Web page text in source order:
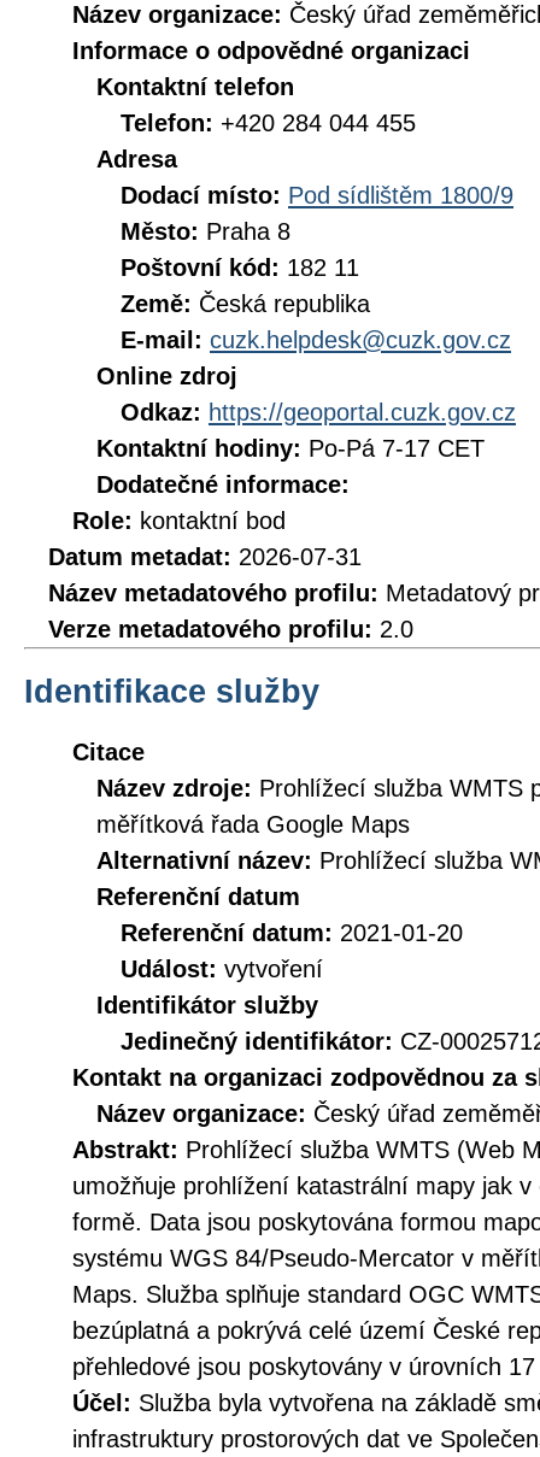
Název organizace: Český úřad
Informace o odpovědné organizaci
Kontaktní telefon
Telefon: +420 284 044 455
Adresa
Dodací místo: Pod sídlištěm 1800/9
Město: Praha 8
Poštovní kód: 182 11
Země: Česká republika
E-mail: cuzk.helpdesk@cuzk.gov.cz
Online zdroj
Odkaz: https://geoportal.cuzk.gov.cz
Kontaktní hodiny: Po-Pá 7-17 CET
Dodatečné informace:
Role: kontaktní bod
Datum metadat: 2026-07-31
Název metadatového profilu: Metadatový
Verze metadatového profilu: 2.0
Identifikace služby
Citace
Název zdroje: Prohlížecí služba WMTS
měřítková řada Google Maps
Alternativní název: Prohlížecí služba
Referenční datum
Referenční datum: 2021-01-20
Událost: vytvoření
Identifikátor služby
Jedinečný identifikátor: CZ-
Kontakt na organizaci zodpovědnou za
Název organizace: Český úřad
Abstrakt: Prohlížecí služba WMTS (Web
umožňuje prohlížení katastrální mapy jak
formě. Data jsou poskytována formou
systému WGS 84/Pseudo-Mercator v
Maps. Služba splňuje standard OGC
bezúplatná a pokrývá celé území České
přehledové jsou poskytovány v úrovních
Účel: Služba byla vytvořena na základě
infrastruktury prostorových dat ve